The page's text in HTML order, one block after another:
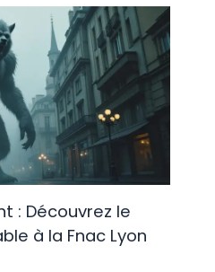
: Découvrez le
à la Fnac Lyon